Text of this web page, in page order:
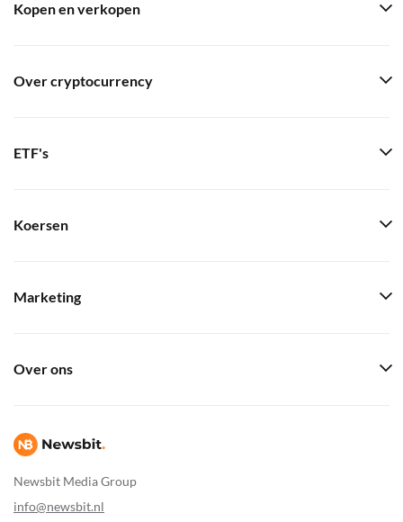
Newsbit Media Group
info@newsbit.nl
Kopen en verkopen
Over cryptocurrency
ETF's
Koersen
Marketing
Over ons